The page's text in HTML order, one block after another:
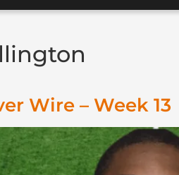
Wire – Week 13